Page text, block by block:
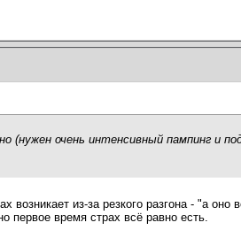
(нужен очень интенсивный пампинг и
из-за резкого разгона - "а оно
первое время страх всё равно есть.